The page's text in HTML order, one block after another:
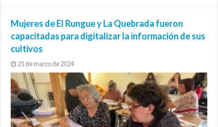
Mujeres de El Rungue y La Quebrada fueron
capacitadas para digitalizar la información de sus
cultivos
21 de marzo de 2024